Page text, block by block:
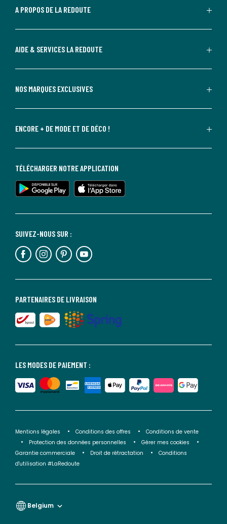
A PROPOS DE LA REDOUTE
AIDE & SERVICES LA REDOUTE
NOS MARQUES EXCLUSIVES
ENCORE + DE MODE ET DE DÉCO !
LES MODES DE PAIEMENT :
PARTENAIRES DE LIVRAISON
SUIVEZ-NOUS SUR :
TÉLÉCHARGER NOTRE APPLICATION
Mentions légales Conditions des offres
Conditions de vente
Protection des données personnelles
Gérer mes cookies
Garantie commerciale
Droit de rétractation
Conditions
d'utilisation #LaRedoute
Belgium